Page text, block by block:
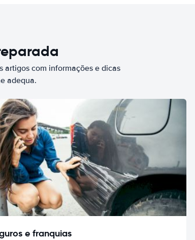
artigos com informações e dicas
adequa.
e franquias